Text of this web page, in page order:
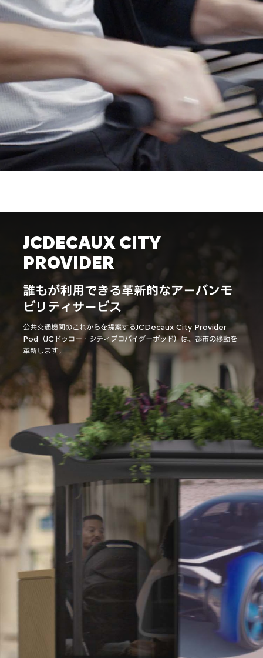
JCDECAUX CITY
PROVIDER
誰もが利用できる革新的なアーバンモ
ビリティサービス
公共交通機関のこれからを提案するJCDecaux City Provider
Pod（JCドゥコー・シティプロバイダーポッド）は、都市の移動を
革新します。